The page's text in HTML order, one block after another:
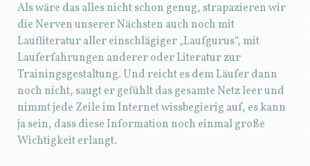
Als wäre das alles nicht schon genug, strapazieren wir
die Nerven unserer Nächsten auch noch mit
Laufliteratur aller einschlägiger „Laufgurus“, mit
Lauferfahrungen anderer oder Literatur zur
Trainingsgestaltung. Und reicht es dem Läufer dann
noch nicht, saugt er gefühlt das gesamte Netz leer und
nimmt jede Zeile im Internet wissbegierig auf, es kann
ja sein, dass diese Information noch einmal große
Wichtigkeit erlangt.